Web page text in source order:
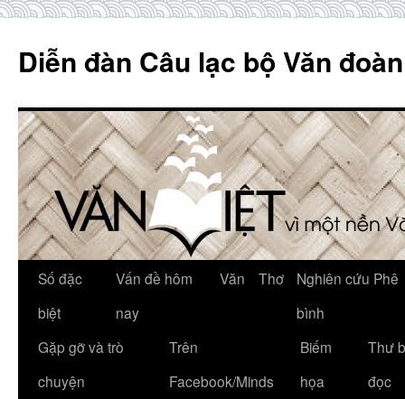
content
Diễn đàn Câu lạc bộ Văn
Số đặc
biệt
Vấn đề hôm
nay
Văn Thơ
Nghiên cứu Phê
bình
Gặp gỡ và trò
chuyện
Trên
Facebook/Minds
Biếm
họa
Thư
đọc